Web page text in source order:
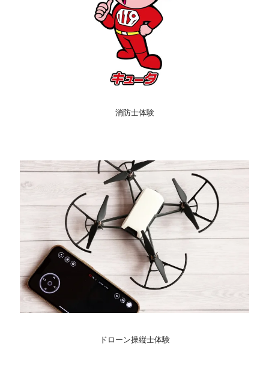
消防士体験
ドローン操縦士体験